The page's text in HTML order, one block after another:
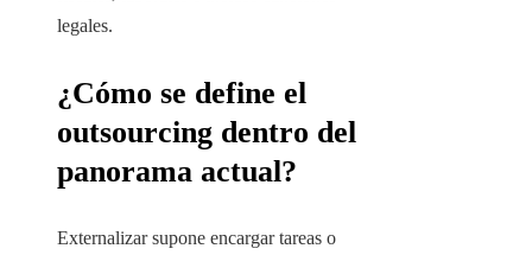
legales.
¿Cómo se define el
outsourcing dentro del
panorama actual?
Externalizar supone encargar tareas o